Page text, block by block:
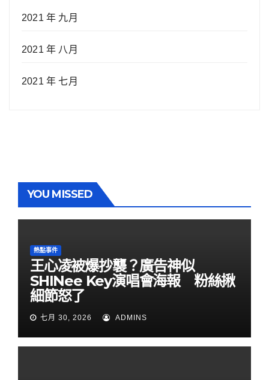
2021 年 九月
2021 年 八月
2021 年 七月
YOU MISSED
熱點事件
王心凌被爆抄襲？廣告神似
SHINee Key演唱會海報 粉絲揪
細節怒了
七月 30, 2026 ADMINS